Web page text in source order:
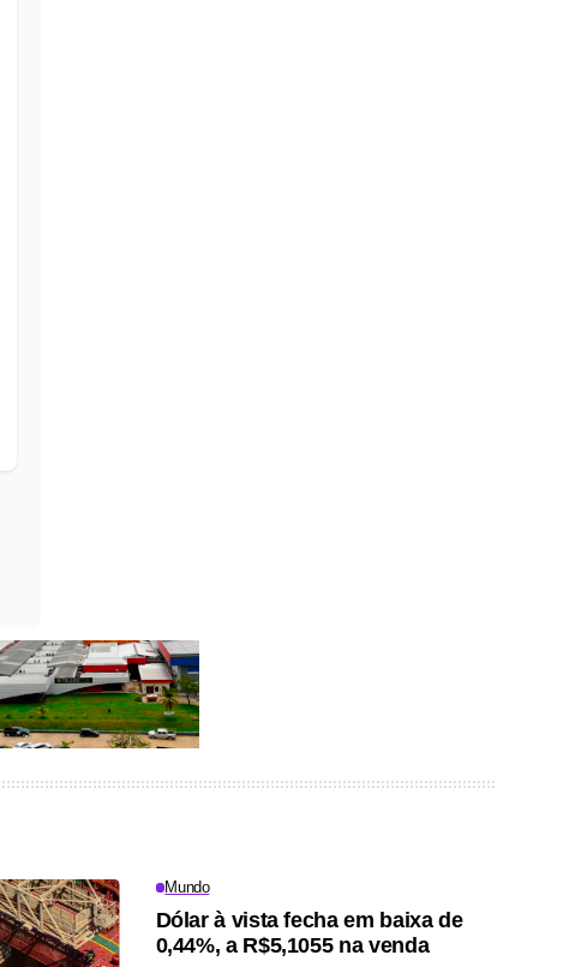
Mundo
Dólar à vista fecha em baixa de
0,44%, a R$5,1055 na venda